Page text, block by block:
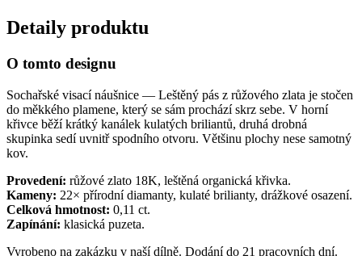
Detaily produktu
O tomto designu
Sochařské visací náušnice — Leštěný pás z růžového zlata je stočen
do měkkého plamene, který se sám prochází skrz sebe. V horní
křivce běží krátký kanálek kulatých briliantů, druhá drobná
skupinka sedí uvnitř spodního otvoru. Většinu plochy nese samotný
kov.
Provedení: růžové zlato 18K, leštěná organická křivka.
Kameny: 22× přírodní diamanty, kulaté brilianty, drážkové osazení.
Celková hmotnost: 0,11 ct.
Zapínání: klasická puzeta.
Vyrobeno na zakázku v naší dílně. Dodání do 21 pracovních dní.